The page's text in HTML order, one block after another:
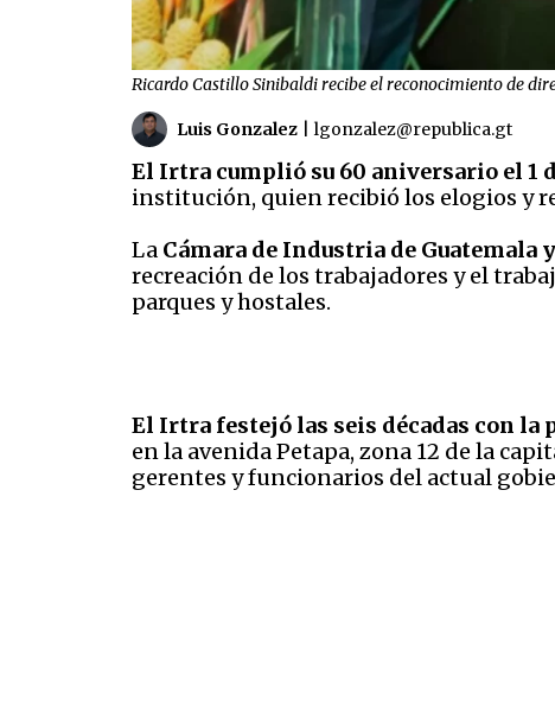
Ricardo Castillo Sinibaldi recibe el reconocimiento de
Luis Gonzalez lgonzalez@republica.gt
El Irtra cumplió su 60 aniversario el 1
institución, quien recibió los elogios y
La Cámara de Industria de Guatemala
recreación de los trabajadores y el
parques y hostales.
El Irtra festejó las seis décadas con la
en la avenida Petapa, zona 12 de la
gerentes y funcionarios del actual